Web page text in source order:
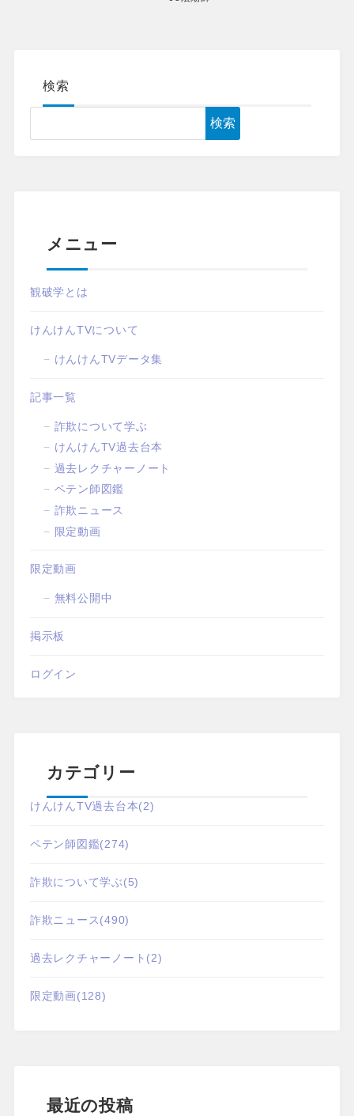
検索
検索
メニュー
観破学とは
けんけんTVについて
けんけんTVデータ集
記事一覧
詐欺について学ぶ
けんけんTV過去台本
過去レクチャーノート
ペテン師図鑑
詐欺ニュース
限定動画
限定動画
無料公開中
掲示板
ログイン
カテゴリー
けんけんTV過去台本(2)
ペテン師図鑑(274)
詐欺について学ぶ(5)
詐欺ニュース(490)
過去レクチャーノート (2)
限定動画(128)
最近の投稿